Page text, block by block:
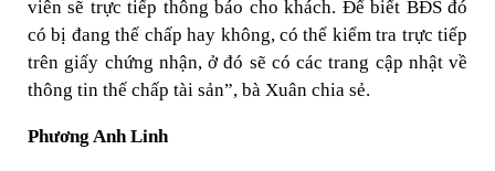
viên sẽ trực tiếp thông báo cho khách. Để biết BĐS đó
có bị đang thế chấp hay không, có thể kiểm tra trực tiếp
trên giấy chứng nhận, ở đó sẽ có các trang cập nhật về
thông tin thế chấp tài sản”, bà Xuân chia sẻ.
Phương Anh Linh